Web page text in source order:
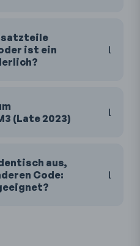
ist ein
(Late 2023)
aus,
Code: